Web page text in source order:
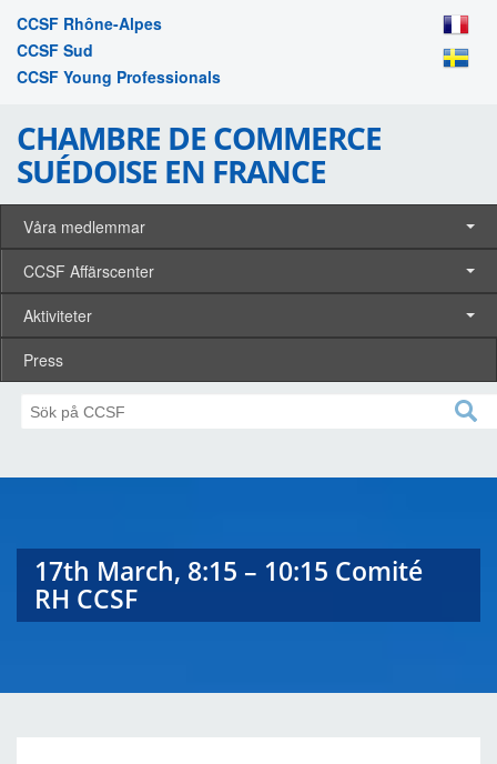
CCSF Rhône-Alpes
CCSF Sud
CCSF Young Professionals
CHAMBRE DE COMMERCE
SUÉDOISE EN FRANCE
Våra medlemmar
CCSF Affärscenter
Aktiviteter
Press
17th March, 8:15 – 10:15 Comité
RH CCSF